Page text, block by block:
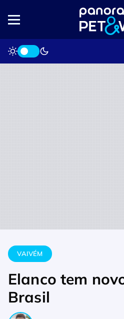
Home Vaivém
VAIVÉM
Elanco tem
Brasil